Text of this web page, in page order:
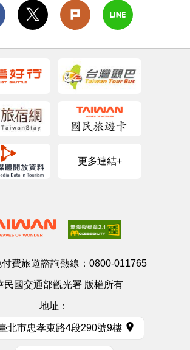
更多連結+
費旅遊諮詢熱線： 0800-011765
民國交通部觀光署 版權所有
地址：
北市忠孝東路4段290號9樓